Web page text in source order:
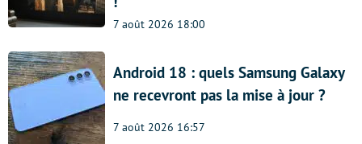
7 août 2026 18:00
Android 18 : quels Samsung Galaxy
ne recevront pas la mise à jour ?
7 août 2026 16:57